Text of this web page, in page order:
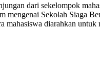
dari sekelompok
mengenai Sekolah
mahasiswa diarahkan